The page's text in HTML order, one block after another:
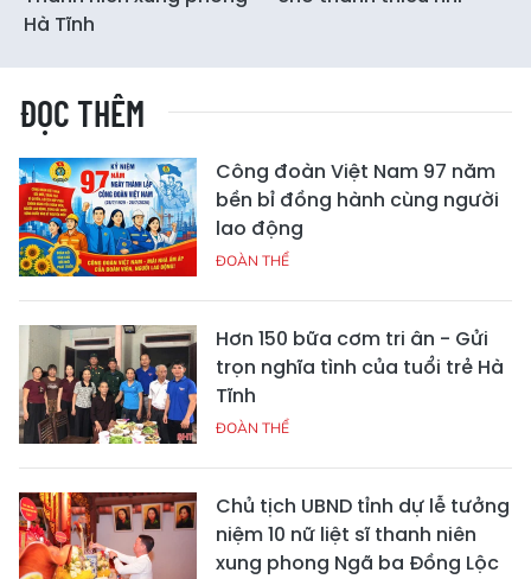
Hà Tĩnh
ĐỌC THÊM
Công đoàn Việt Nam 97 năm
bền bỉ đồng hành cùng người
lao động
ĐOÀN THỂ
Hơn 150 bữa cơm tri ân - Gửi
trọn nghĩa tình của tuổi trẻ Hà
Tĩnh
ĐOÀN THỂ
Chủ tịch UBND tỉnh dự lễ tưởng
niệm 10 nữ liệt sĩ thanh niên
xung phong Ngã ba Đồng Lộc